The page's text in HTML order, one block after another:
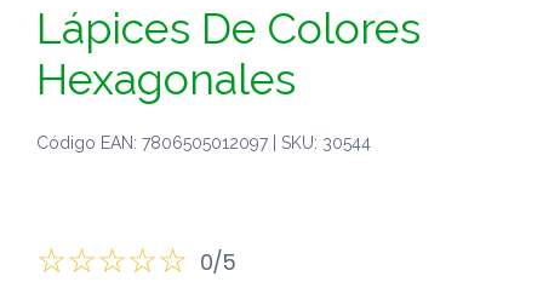
Lápices De Colores
Hexagonales
Código EAN: 7806505012097 | SKU: 30544
0/5